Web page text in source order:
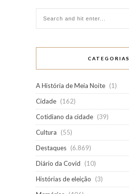
CATEGORIAS
A História de Meia Noite (1)
Cidade (162)
Cotidiano da cidade (39)
Cultura
(55)
Destaques (6.869)
Diário da Covid
(10)
Histórias de eleição
(3)